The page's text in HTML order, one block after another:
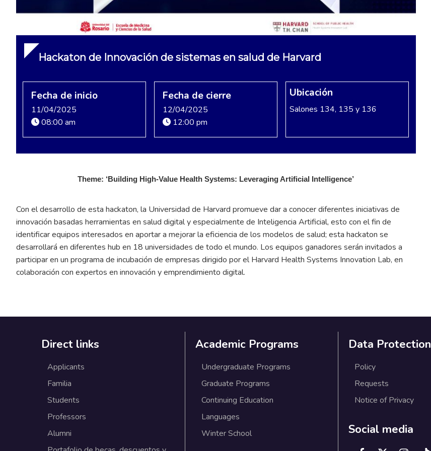
Hackaton de Innovación de sistemas en salud de Harvard
Fecha de inicio
11/04/2025
08:00 am
Fecha de cierre
12/04/2025
12:00 pm
Ubicación
Salones 134, 135 y 136
Theme: ‘Building High-Value Health Systems: Leveraging Artificial Intelligence’
Con el desarrollo de esta hackaton, la Universidad de Harvard promueve dar a conocer diferentes iniciativas de
innovación basadas herramientas en salud digital y especialmente de Inteligencia Artificial, esto con el fin de
identificar equipos interesados en aportar a mejorar la eficiencia de los modelos de salud; esta hackaton se
desarrollará en diferentes hub en 18 universidades de todo el mundo. Los equipos ganadores serán invitados a
participar en un programa de incubación de empresas dirigido por el Harvard Health Systems Innovation Lab, en
colaboración con expertos en innovación y emprendimiento digital.
Direct links
Applicants
Familia
Students
Professors
Alumni
Academic Programs
Undergraduate Programs
Graduate Programs
Continuing Education
Languages
Winter School
Data Protection
Policy
Requests
Notice of Privacy
Social media